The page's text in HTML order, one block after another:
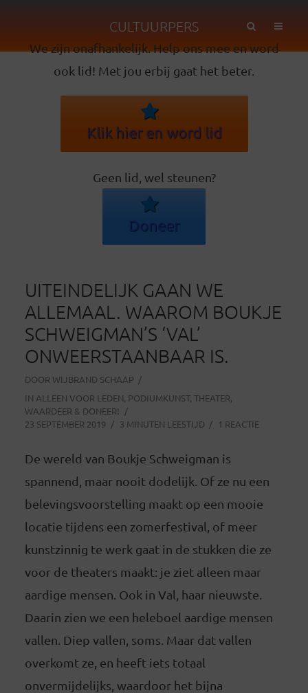
CULTUURPERS
We zijn onafhankelijk. Help ons mee en word
ook lid! Met jou erbij gaat het beter.
Klik hier en word lid
Geen lid, wel steunen?
Doneer
UITEINDELIJK GAAN WE
ALLEMAAL. WAAROM BOUKJE
SCHWEIGMAN’S ‘VAL’
ONWEERSTAANBAAR IS.
DOOR WIJBRAND SCHAAP
IN ALLEEN VOOR LEDEN, PODIUMKUNST, THEATER,
WAARDEER & DONEER!
23 SEPTEMBER 2019
3 MINUTEN LEESTIJD 1 REACTIE
De wereld van Boukje Schweigman is
spannend, maar nooit dodelijk. Of ze nu een
belevingsvoorstelling maakt op een mooie
locatie tijdens een zomerfestival, of meer
kunstzinnig te werk gaat in de stukken die ze
voor de theaters maakt: je ziet alleen maar
aardige mensen. Ook in Val, haar nieuwste.
Daarin zien we een heleboel aardige mensen
vallen. Diep vallen, soms. Maar dat vallen
overkomt ze, en heeft iets totaal
onvermijdelijks, waardoor het bijna